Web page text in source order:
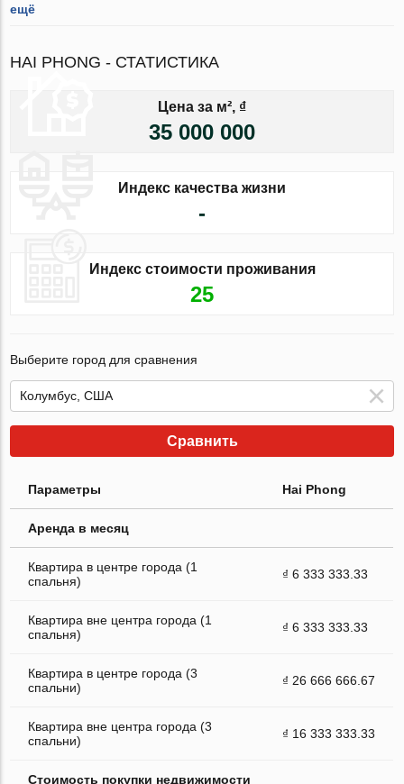
ещё
HAI PHONG - СТАТИСТИКА
Цена за м², ₫
35 000 000
Индекс качества жизни
-
Индекс стоимости проживания
25
Выберите город для сравнения
Сравнить
Параметры Hai Phong
Аренда в месяц
Квартира в центре города (1
спальня)
₫ 6 333 333.33
Квартира вне центра города (1
спальня)
₫ 6 333 333.33
Квартира в центре города (3
спальни)
₫ 26 666 666.67
Квартира вне центра города (3
спальни)
₫ 16 333 333.33
Стоимость покупки недвижимости